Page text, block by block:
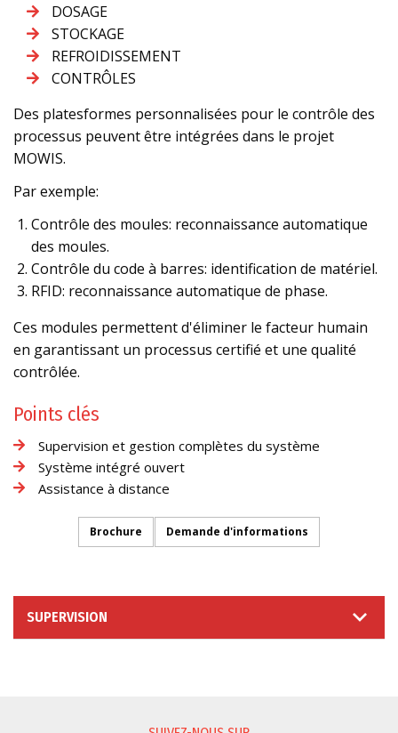
DOSAGE
STOCKAGE
REFROIDISSEMENT
CONTRÔLES
Des platesformes personnalisées pour le contrôle des
processus peuvent être intégrées dans le projet
MOWIS.
Par exemple:
Contrôle des moules: reconnaissance automatique
des moules.
Contrôle du code à barres: identification de matériel.
RFID: reconnaissance automatique de phase.
Ces modules permettent d'éliminer le facteur humain
en garantissant un processus certifié et une qualité
contrôlée.
Points clés
Supervision et gestion complètes du système
Système intégré ouvert
Assistance à distance
Brochure Demande d'informations
SUPERVISION